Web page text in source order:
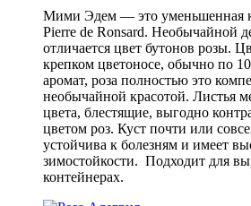
Мими Эдем — это уменьшенная
Pierre de Ronsard. Необычайной
отличается цвет бутонов розы.
крепком цветоносе, обычно по
аромат, роза полностью это
необычайной красотой. Листья
цвета, блестящие, выгодно
цветом роз. Куст почти или
устойчива к болезням и имеет
зимостойкости. Подходит для
контейнерах.